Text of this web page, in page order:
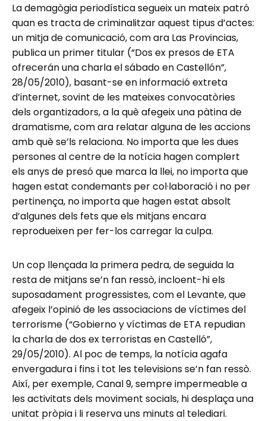
La demagògia periodística segueix un mateix patró
quan es tracta de criminalitzar aquest tipus d’actes:
un mitja de comunicació, com ara Las Provincias,
publica un primer titular (“Dos ex presos de ETA
ofrecerán una charla el sábado en Castellón”,
28/05/2010), basant-se en informació extreta
d’internet, sovint de les mateixes convocatòries
dels organtizadors, a la què afegeix una pàtina de
dramatisme, com ara relatar alguna de les accions
amb què se’ls relaciona. No importa que les dues
persones al centre de la notícia hagen complert
els anys de presó que marca la llei, no importa que
hagen estat condemants per col·laboració i no per
pertinença, no importa que hagen estat absolt
d’algunes dels fets que els mitjans encara
reprodueixen per fer-los carregar la culpa.
Un cop llençada la primera pedra, de seguida la
resta de mitjans se’n fan ressò, incloent-hi els
suposadament progressistes, com el Levante, que
afegeix l’opinió de les associacions de víctimes del
terrorisme (“Gobierno y víctimas de ETA repudian
la charla de dos ex terroristas en Castelló”,
29/05/2010). Al poc de temps, la notícia agafa
envergadura i fins i tot les televisions se’n fan ressò.
Així, per exemple, Canal 9, sempre impermeable a
les activitats dels moviment socials, hi desplaça una
unitat pròpia i li reserva uns minuts al telediari.